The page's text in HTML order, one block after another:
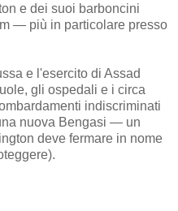
e dei suoi barboncini
— più in particolare presso
e l'esercito di Assad
gli ospedali e i circa
indiscriminati
nuova Bengasi — un
deve fermare in nome